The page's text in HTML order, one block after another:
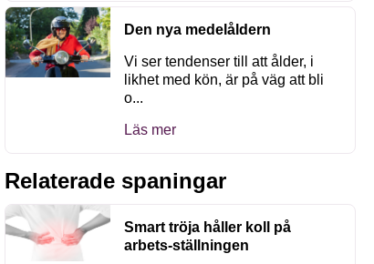
Den nya medelåldern
Vi ser tendenser till att ålder, i
likhet med kön, är på väg att bli
o...
Läs mer
Relaterade spaningar
Smart tröja håller koll på
arbets-ställningen